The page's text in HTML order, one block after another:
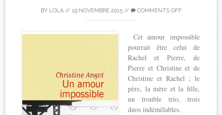
BY LOLA// 19 NOVEMBRE 2015// COMMENTS OFF
Cet amour impossible
pourrait être celui de
Rachel et Pierre, de
Pierre et Christine et de
Christine et Rachel ; le
père, la mère et la fille,
un trouble trio, trois
duos indémêlables.